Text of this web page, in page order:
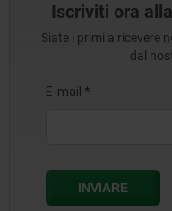
Iscriviti ora
Siate i primi a ricevere
dal